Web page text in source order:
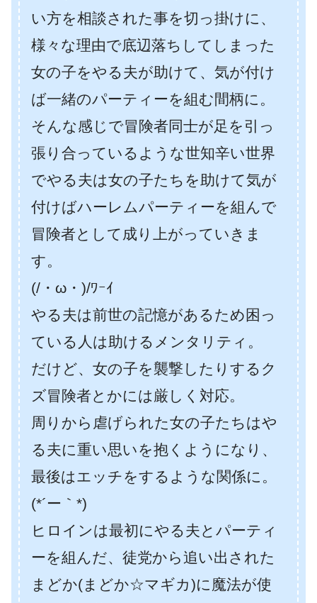
い方を相談された事を切っ掛けに、
様々な理由で底辺落ちしてしまった
女の子をやる夫が助けて、気が付け
ば一緒のパーティーを組む間柄に。
そんな感じで冒険者同士が足を引っ
張り合っているような世知辛い世界
でやる夫は女の子たちを助けて気が
付けばハーレムパーティーを組んで
冒険者として成り上がっていきま
す。
(/・ω・)/ﾜｰｲ
やる夫は前世の記憶があるため困っ
ている人は助けるメンタリティ。
だけど、女の子を襲撃したりするク
ズ冒険者とかには厳しく対応。
周りから虐げられた女の子たちはや
る夫に重い思いを抱くようになり、
最後はエッチをするような関係に。
(*´ー｀*)
ヒロインは最初にやる夫とパーティ
ーを組んだ、徒党から追い出された
まどか(まどか☆マギカ)に魔法が使